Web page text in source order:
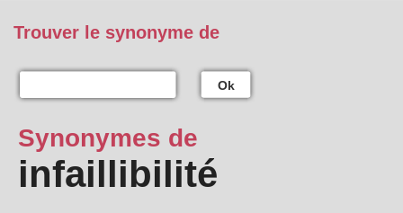
Trouver le synonyme de
Ok
Synonymes de
infaillibilité